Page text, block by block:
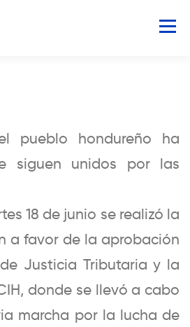
Menú
COCOIN
pueblo hondureño ha
siguen unidos por las
18 de junio se realizó la
a favor de la aprobación
Justicia Tributaria y la
donde se llevó a cabo
marcha por la lucha de